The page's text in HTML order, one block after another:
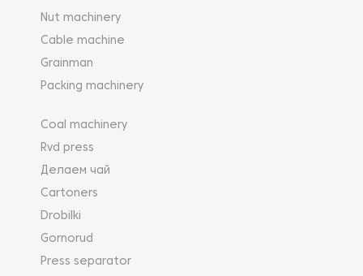
Nut machinery
Cable machine
Grainman
Packing machinery
Coal machinery
Rvd press
Делаем чай
Cartoners
Drobilki
Gornorud
Press separator